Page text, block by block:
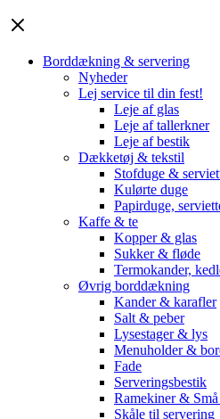
Borddækning & servering
Nyheder
Lej service til din fest!
Leje af glas
Leje af tallerkner
Leje af bestik
Dækketøj & tekstil
Stofduge &
Kulørte duge
Papirduge,
Kaffe & te
Kopper & glas
Sukker & fløde
Termokander,
Øvrig borddækning
Kander & karafler
Salt & peber
Lysestager & lys
Menuholder &
Fade
Serveringsbestik
Ramekiner &
Skåle til servering